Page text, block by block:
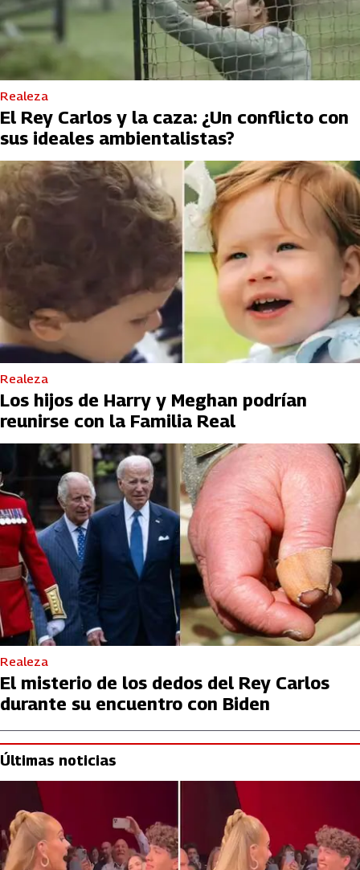
Realeza
El Rey Carlos y la caza: ¿Un conflicto con
sus ideales ambientalistas?
Realeza
Los hijos de Harry y Meghan podrían
reunirse con la Familia Real
Realeza
El misterio de los dedos del Rey Carlos
durante su encuentro con Biden
Últimas noticias